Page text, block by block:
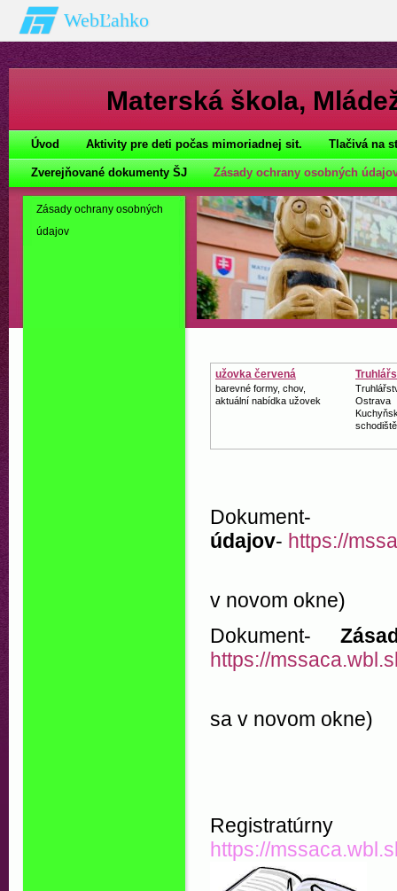
WebĽahko
Materská škola‚
Úvod Aktivity pre deti počas mimoriadnej sit. Tlačivá na
Zverejňované dokumenty ŠJ Zásady ochrany osobných
Zásady ochrany osobných
údajov
užovka červená
barevné formy, chov,
aktuální nabídka užovek
Ostrava
schodiště
údajov- https://
v novom okne)
Dokument-
https://
sa v novom okne)
https://